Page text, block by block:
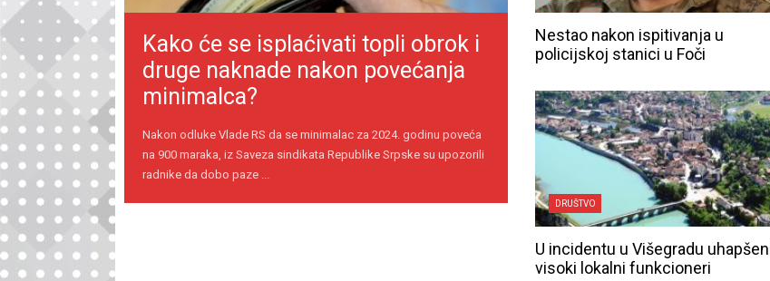
Kako će se isplaćivati topli obrok i
druge naknade nakon povećanja
minimalca?
Nakon odluke Vlade RS da se minimalac za 2024. godinu poveća
na 900 maraka, iz Saveza sindikata Republike Srpske su upozorili
radnike da dobo paze ...
Nestao nakon ispitivanja u
policijskoj stanici u Foči
DRUŠTVO
U incidentu u Višegradu
visoki lokalni funkcioneri